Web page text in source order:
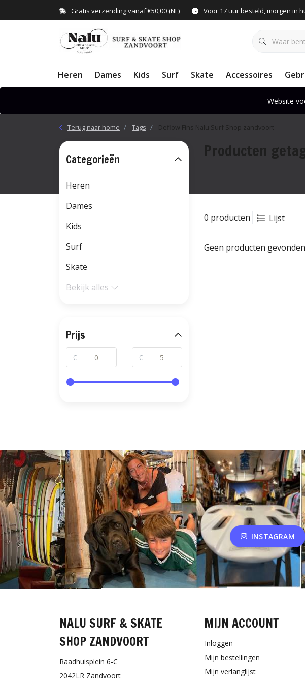
Gratis verzending vanaf €50,00 (NL) Voor 17 uur besteld, morgen in
Heren Dames Kids Surf Skate Accessoires
Website
Terug naar home Tags Deflow Fins Nalu Surf Shop zandvoort
Producten
0 producten Lijst
Geen producten
Categorieën
Heren
Dames
Kids
Surf
Skate
Bekijk alles
Prijs
€ €
INSTAGRAM
NALU SURF & SKATE
SHOP ZANDVOORT
Raadhuisplein 6-C
2042LR Zandvoort
MIJN ACCOUNT
Inloggen
Mijn bestellingen
Mijn verlanglijst